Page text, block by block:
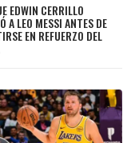
EDWIN CERRILLO
A LEO MESSI ANTES DE
EN REFUERZO DEL